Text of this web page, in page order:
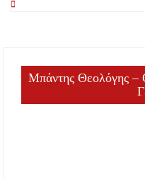
Μπάντης Θεολόγης –